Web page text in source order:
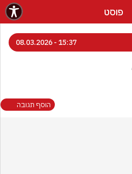
פוסט
15:37 - 08.03.2026
הוסף תגובה